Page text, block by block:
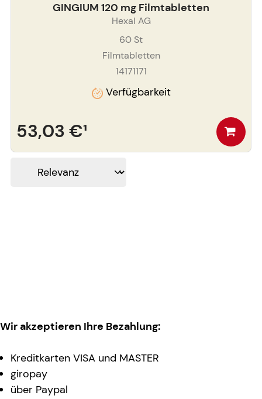
GINGIUM 120 mg Filmtabletten
Hexal AG
60 St
Filmtabletten
14171171
Verfügbarkeit
53,03 €¹
Wir akzeptieren Ihre Bezahlung:
Kreditkarten VISA und MASTER
giropay
über Paypal